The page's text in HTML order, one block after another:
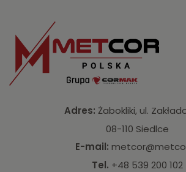
Adres: Żabokliki, ul.
08-110 Siedlce
E-mail:
Tel. +48 539 200 102